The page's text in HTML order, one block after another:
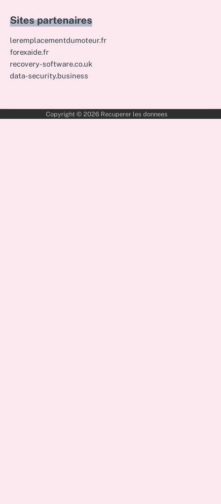
Sites partenaires
leremplacementdumoteur.fr
forexaide.fr
recovery-software.co.uk
data-security.business
Copyright © 2026 Recuperer les donnees